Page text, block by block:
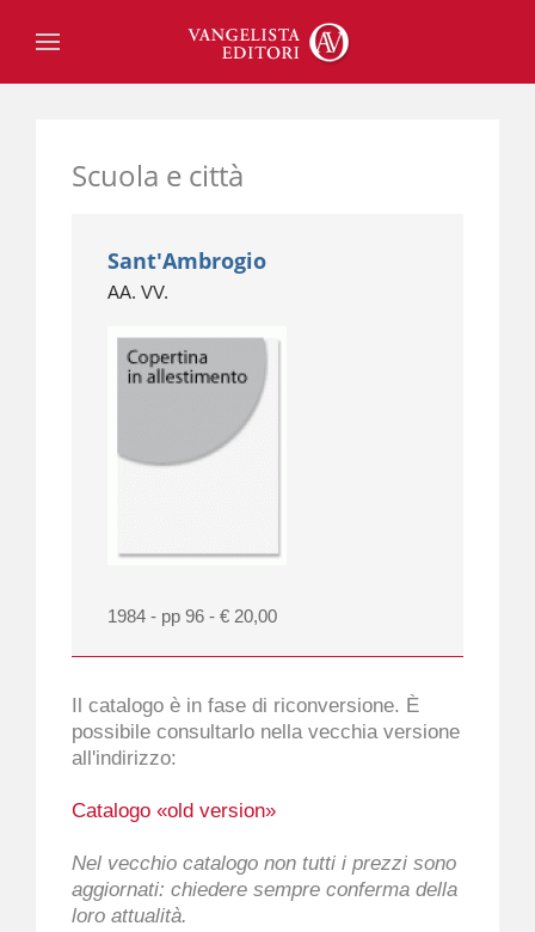
Scuola e città
Sant'Ambrogio
AA. VV.
1984 - pp 96 - € 20,00
Il catalogo è in fase di riconversione. È
possibile consultarlo nella vecchia versione
all'indirizzo:
Catalogo «old version»
Nel vecchio catalogo non tutti i prezzi sono
aggiornati: chiedere sempre conferma della
loro attualità.